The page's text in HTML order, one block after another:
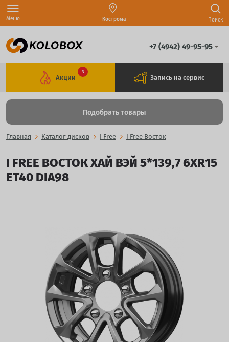
Меню Кострома Поиск
+7 (4942) 49-95-95
Акции
3
Запись на сервис
Подобрать товары
Главная Каталог дисков I Free I Free Восток
I FREE ВОСТОК ХАЙ ВЭЙ 5*139,7 6XR15
ET40 DIA98